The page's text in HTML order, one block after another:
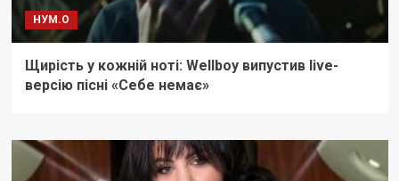
НУМ.О
Щирість у кожній ноті: Wellboy випустив live-
версію пісні «Себе немає»